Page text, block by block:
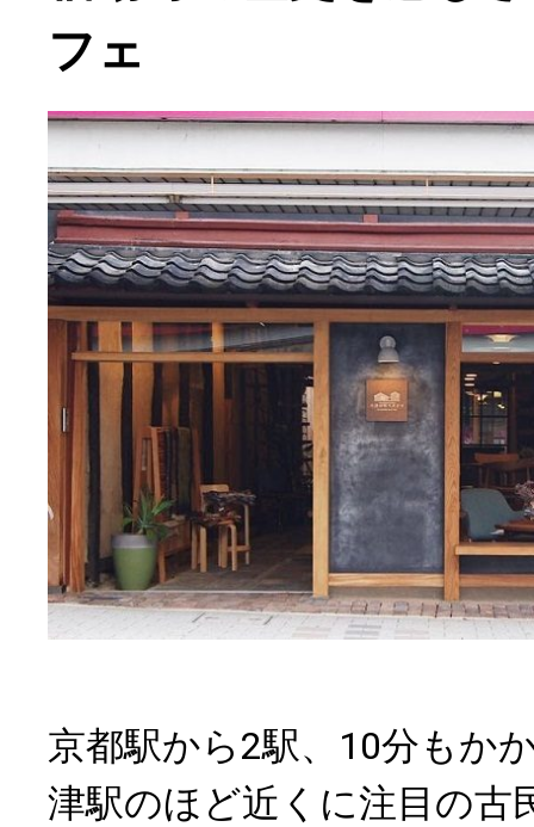
フェ
京都駅から2駅、10分もか
津駅のほど近くに注目の古